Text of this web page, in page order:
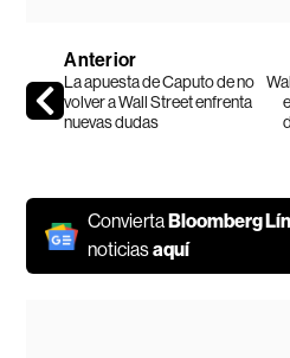
Anterior
La apuesta de Caputo de no
volver a Wall Street enfrenta
nuevas dudas
Convierta Bloomberg
noticiasaquí